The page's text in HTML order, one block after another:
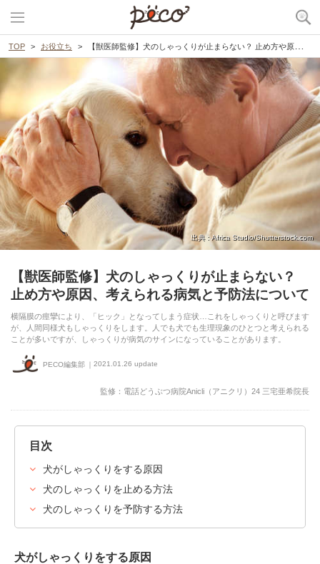
TOP お役立ち 【獣医師監修】犬のしゃっくりが止まらない？ 止め方や原因、考えられる病気と予防法について
出典 : Africa Studio/Shutterstock.com
【獣医師監修】犬のしゃっくりが止まらない？
止め方や原因、考えられる病気と予防法について
横隔膜の痙攣により、「ヒック」となってしまう症状…これをしゃっくりと呼びます
が、人間同様犬もしゃっくりをします。人でも犬でも生理現象のひとつと考えられる
ことが多いですが、しゃっくりが病気のサインになっていることがあります。
PECO編集部 2021.01.26 update
監修：電話どうぶつ病院Anicli（アニクリ）24 三宅亜希院長
目次
犬がしゃっくりをする原因
犬のしゃっくりを止める方法
犬のしゃっくりを予防する方法
犬がしゃっくりをする原因